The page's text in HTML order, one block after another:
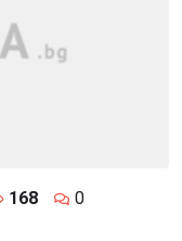
168 0